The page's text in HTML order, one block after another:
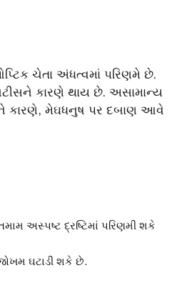
ચેતા અંધત્વમાં પરિણમે છે.
કારણે થાય છે. અસામાન્ય
કારણે, મેઘધનુષ પર દબાણ આવે
અસ્પષ્ટ દ્રષ્ટિમાં પરિણમી શકે
ઘટાડી શકે છે.